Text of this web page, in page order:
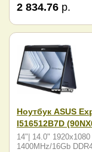
2 834.76 р.
Ноутбук ASUS
I516512B7D
14"| 14.0"
1400MHz/16Gb